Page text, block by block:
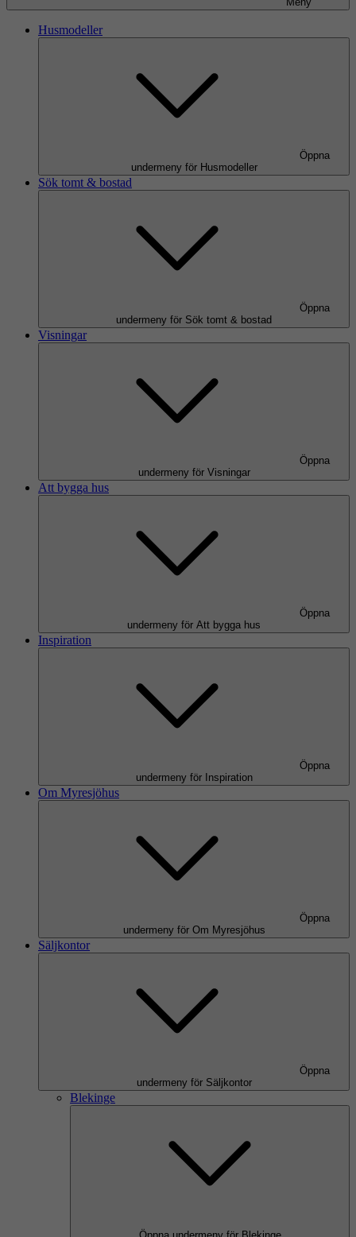
Husmodeller
Öppna
undermeny för Husmodeller
Sök tomt & bostad
Öppna
undermeny för Sök tomt & bostad
Visningar
Öppna
undermeny för Visningar
Att bygga hus
Öppna
undermeny för Att bygga hus
Inspiration
Öppna
undermeny för Inspiration
Om Myresjöhus
Öppna
undermeny för Om Myresjöhus
Säljkontor
Öppna
undermeny för Säljkontor
Blekinge